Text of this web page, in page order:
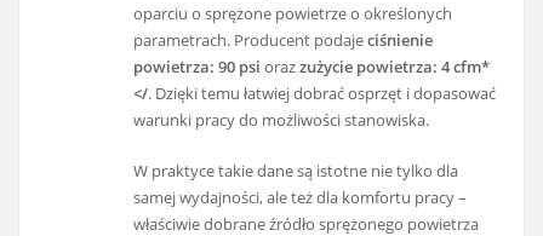
oparciu o sprężone powietrze o określonych
parametrach. Producent podajeciśnienie
powietrza: 90 psi orazzużycie powietrza: 4 cfm*
</. Dzięki temu łatwiej dobrać osprzęt i dopasować
warunki pracy do możliwości stanowiska.
W praktyce takie dane są istotne nie tylko dla
samej wydajności, ale też dla komfortu pracy –
właściwie dobrane źródło sprężonego powietrza